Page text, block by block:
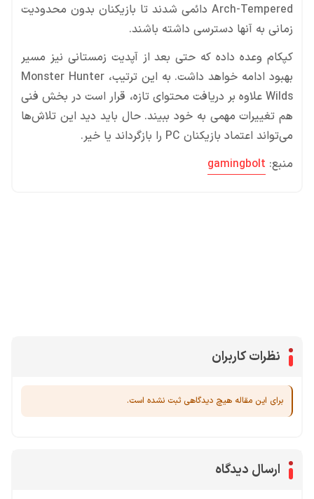
Arch-Tempered دائمی شدند تا بازیکنان بدون محدودیت
زمانی به آنها دسترسی داشته باشند.
کپکام وعده داده که حتی بعد از آپدیت زمستانی نیز مسیر
بهبود ادامه خواهد داشت. به این ترتیب، Monster Hunter
Wilds علاوه بر دریافت محتوای تازه، قرار است در بخش فنی
هم تغییرات مهمی به خود ببیند. حال باید دید این تلاش‌ها
می‌تواند اعتماد بازیکنان PC را بازگرداند یا خیر.
منبع: gamingbolt
نظرات کاربران
برای این مقاله هیچ دیدگاهی ثبت نشده است.
ارسال دیدگاه